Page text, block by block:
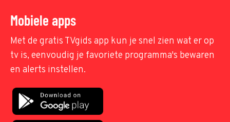
Mobiele apps
Met de gratis TVgids app kun je snel zien wat er op
tv is, eenvoudig je favoriete programma's bewaren
en alerts instellen.